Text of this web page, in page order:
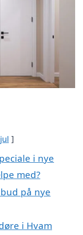
i nye
med?
på nye
i Hvam